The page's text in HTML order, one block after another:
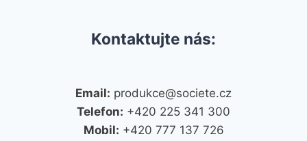
Kontaktujte nás:
Email: produkce@societe.cz
Telefon: +420 225 341 300
Mobil: +420 777 137 726